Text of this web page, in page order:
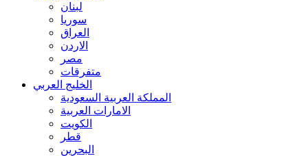
لبنان
سوريا
العراق
الاردن
مصر
متفرقات
الخليج العربي
المملكة العربية السعودية
الامارات العربية
الكويت
قطر
البحرين